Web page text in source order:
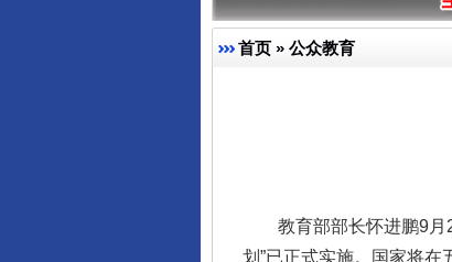
首页 » 公众教育
教育部部长怀进鹏9月23
划”已正式实施。国家将在
完善运行机制助力责任